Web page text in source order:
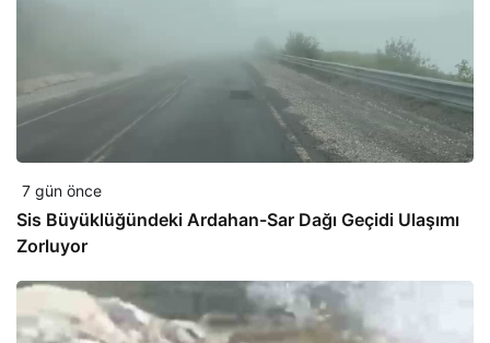
7 gün önce
Sis Büyüklüğündeki Ardahan-Sar Dağı Geçidi Ulaşımı
Zorluyor